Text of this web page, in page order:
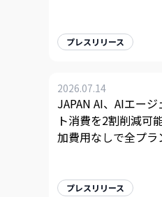
プレスリリース
2026.07.14
JAPAN AI、AIエー
ト消費を2割削減可
加費用なしで全プ
プレスリリース